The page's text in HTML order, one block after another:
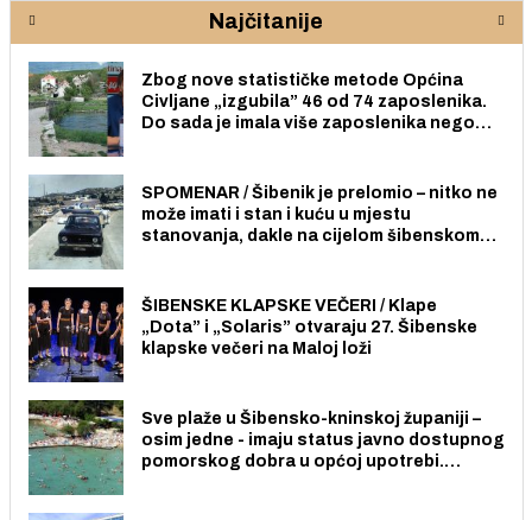
Najčitanije
Zbog nove statističke metode Općina
Civljane „izgubila” 46 od 74 zaposlenika.
Do sada je imala više zaposlenika nego
SPOMENAR / Šibenik je prelomio – nitko ne
može imati i stan i kuću u mjestu
stanovanja, dakle na cijelom šibenskom
ŠIBENSKE KLAPSKE VEČERI / Klape
„Dota” i „Solaris” otvaraju 27. Šibenske
klapske večeri na Maloj loži
Sve plaže u Šibensko-kninskoj županiji –
osim jedne - imaju status javno dostupnog
pomorskog dobra u općoj upotrebi.